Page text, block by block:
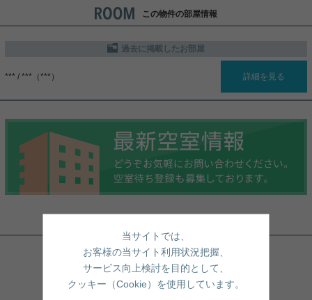
この物件の部屋情報
過去に掲載したお部屋
*** / ***（***） 詳細を見る
当サイトでは、
お客様の当サイト利用状況把握、
サービス向上検討を目的として、
クッキー（Cookie）を使用しています。